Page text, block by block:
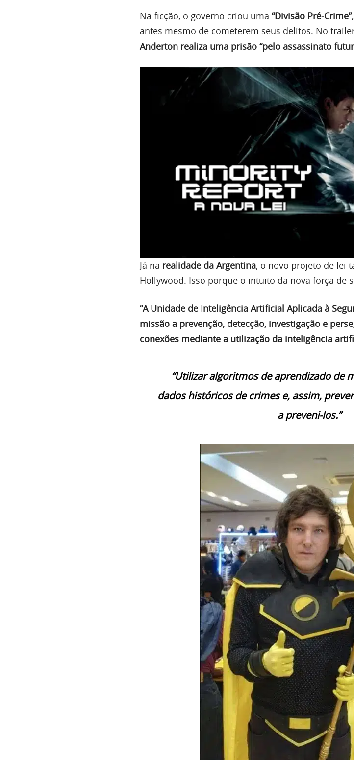
Na ficção, o governo criou uma “Divisão Pré-Crime”
antes mesmo de cometerem seus delitos. No
Anderton realiza uma prisão “pelo assassinato
Já na realidade da Argentina, o novo projeto de lei
Hollywood. Isso porque o intuito da nova força de
“A Unidade de Inteligência Artificial Aplicada à
missão a prevenção, detecção, investigação e
conexões mediante a utilização da inteligência
“Utilizar algoritmos de aprendizado de
dados históricos de crimes e, assim,
a preveni-los.”